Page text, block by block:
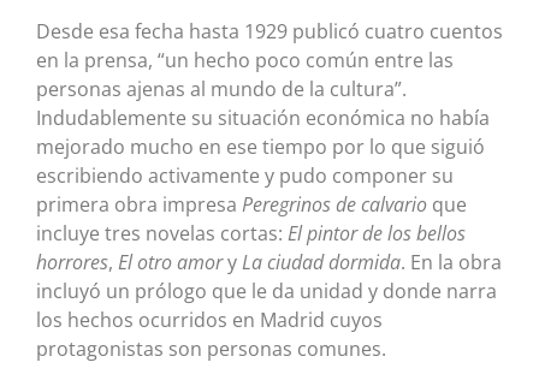
Desde esa fecha hasta 1929 publicó cuatro cuentos
en la prensa, “un hecho poco común entre las
personas ajenas al mundo de la cultura”.
Indudablemente su situación económica no había
mejorado mucho en ese tiempo por lo que siguió
escribiendo activamente y pudo componer su
primera obra impresa Peregrinos de calvario que
incluye tres novelas cortas: El pintor de los bellos
horrores, El otro amoryLa ciudad dormida. En la obra
incluyó un prólogo que le da unidad y donde narra
los hechos ocurridos en Madrid cuyos
protagonistas son personas comunes.